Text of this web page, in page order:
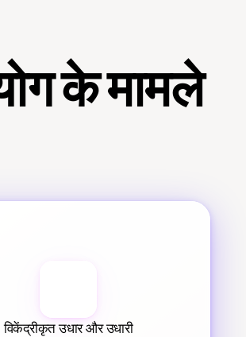
के मामले
विकेंद्रीकृत उधार और उधारी